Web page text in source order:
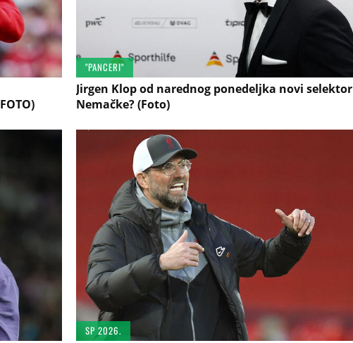
"PANCERI"
Jirgen Klop od narednog ponedeljka novi selektor
Nemačke? (Foto)
SP 2026.